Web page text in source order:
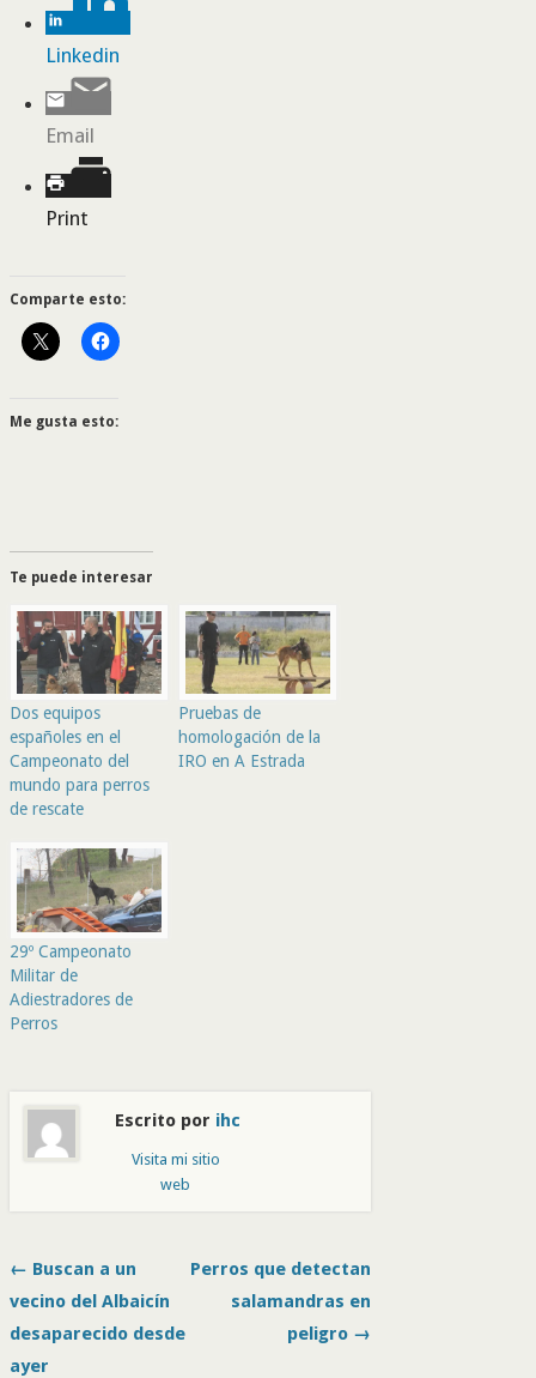
Linkedin
Email
Print
Comparte esto:
Me gusta esto:
Te puede interesar
Dos equipos
españoles en el
Campeonato del
mundo para perros
de rescate
Pruebas de
homologación de la
IRO en A Estrada
29º Campeonato
Militar de
Adiestradores de
Perros
Escrito por ihc
Visita mi sitio
web
← Buscan a un
vecino del Albaicín
desaparecido desde
ayer
Perros que detectan
salamandras en
peligro →